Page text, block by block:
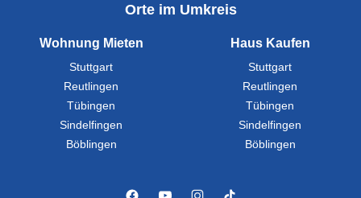
Orte im Umkreis
Wohnung Mieten
Stuttgart
Reutlingen
Tübingen
Sindelfingen
Böblingen
Haus Kaufen
Stuttgart
Reutlingen
Tübingen
Sindelfingen
Böblingen